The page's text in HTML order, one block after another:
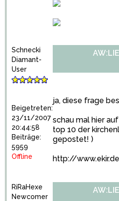
Schnecki
Diamant-
User
Beigetreten:
23/11/2007
20:44:58
Beiträge:
5959
Offline
ja, diese frage
schau mal hier
top 10 der
gepostet! )
http://
RiRaHexe
Newcomer